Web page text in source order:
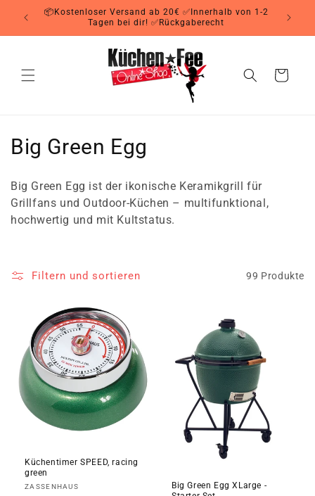
zum
📦Kostenloser Versand ab 20€ ✅Innerhalb von 1-2
Tagen bei dir! ✅Rückgaberecht
Warenkorb
K
t
e
o
e
Big Green Egg
Big Green Egg ist der ikonische Keramikgrill für
Grillfans und Outdoor-Küchen – multifunktional,
hochwertig und mit Kultstatus.
Filtern und sortieren 99 Produkte
Küchentimer SPEED, racing
green
Anbieter:
ZASSENHAUS
Big Green Egg XLarge -